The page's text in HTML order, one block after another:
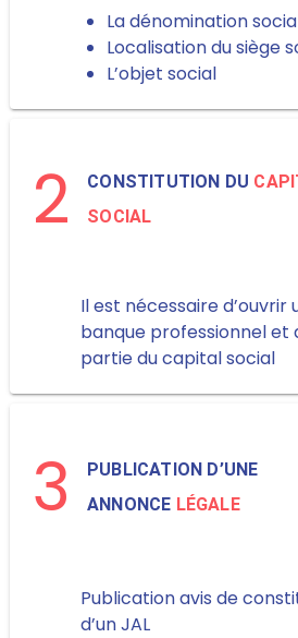
La dénomination
Localisation du siège
L’objet social
2 CONSTITUTION DU
SOCIAL
Il est nécessaire
banque professionnel et
partie du capital social
3
PUBLICATION D’UNE
ANNONCE LÉGALE
Publication avis de
d’un JAL